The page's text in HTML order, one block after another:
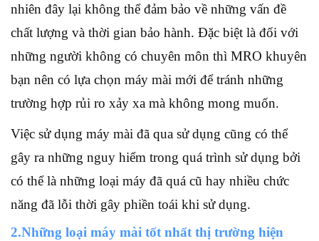
nhiên đây lại không thể đảm bảo về những vấn đề
chất lượng và thời gian bảo hành. Đặc biệt là đối với
những người không có chuyên môn thì MRO khuyên
bạn nên có lựa chọn máy mài mới để tránh những
trường hợp rủi ro xảy xa mà không mong muốn.
Việc sử dụng máy mài đã qua sử dụng cũng có thể
gây ra những nguy hiểm trong quá trình sử dụng bởi
có thể là những loại máy đã quá cũ hay nhiều chức
năng đã lỗi thời gây phiền toái khi sử dụng.
2.Những loại máy mài tốt nhất thị trường hiện